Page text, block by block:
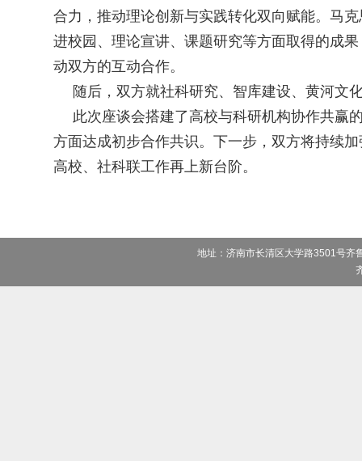
合力，推动理论创新与实践转化双向赋能。马
进校园、理论宣讲、课题研究等方面取得的成
动双方的互动合作。
随后，双方就社科研究、智库建设、黄河文
此次座谈会搭建了高校与科研机构协作共赢
方面达成初步合作共识。下一步 ，双方将持续
高校、 社科联工作再上新台阶。
地址：济南市长清区大学路3501号齐